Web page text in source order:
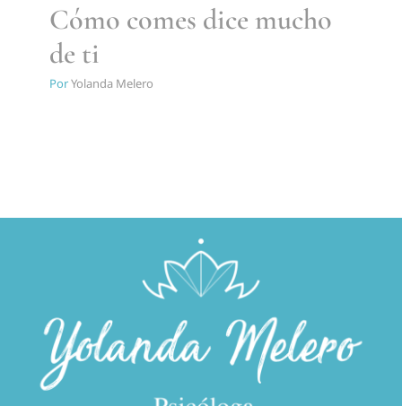
Cómo comes dice mucho
de ti
PorYolanda Melero